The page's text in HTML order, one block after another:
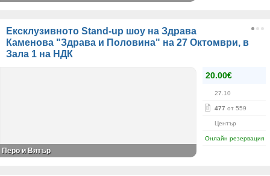
Ексклузивното Stand-up шоу на Здрава
Каменова "Здрава и Половина" на 27 Октомври, в
Зала 1 на НДК
20.00€
27.10
477 от 559
Център
Онлайн резервация
Перо и Вятър